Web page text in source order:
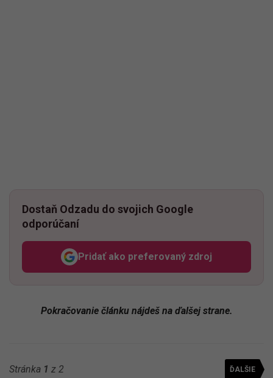
Dostaň Odzadu do svojich Google
odporúčaní
Pridať ako preferovaný zdroj
Odzadu, odkaz sa otvorí v
Pokračovanie článku nájdeš na ďalšej strane.
Stránka 1 z 2 ĎALŠIE